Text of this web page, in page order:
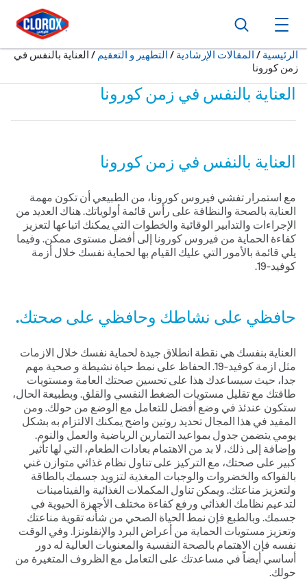
بحث
الرئيسية / المقالات الإرشادية التطهير و التعقيم حالياً:
العناية بالنفس في
زمن كورونا
العناية بالنفس في زمن كورونا
العناية بالنفس في زمن كورونا
مع استمرار تفشي فيروس كورونا، من الطبيعي أن تكون مهمة
العناية بالصحة والنظافة على رأس قائمة أولوياتك. هناك العديد من
الإجراءات والتدابير الوقائية والخطوات التي يمكنك اتباعها لتعزيز
كفاءة الحماية من فيروس كورونا إلى أفضل مستوى ممكن. وفيما
يلي قائمة بالأمور التي عليك القيام بها لحماية نفسك خلال أزمة
كوفيد-91.
حافظي على نشاطك وحافظي على صحتك.
العناية بنفسك هي نقطة انطلاق جيدة لحماية نفسك خلال الازمات
مثل ازمة كوفيد-91. الحفاظ على نمط حياة نشيطة و صحية مهم
جدا، حيث سيساعدك هذا على تحسين صحتك العامة ومستويات
طاقتك مع تقليل مستويات الضغط النفسي والقلق. وبطبيعة الحال،
ستكون عندئذ في وضع أفضل للتعامل مع الوضع من حولك. ومن
المفيد في هذا المجال تحديد روتين واضح يمكنك الالتزام به بشكل
يومي يتضمن جدول بمواعيد التمارين الرياضية والعمل والنوم.
وإضافة إلى ذلك، لا بد من الاهتمام بعادات الطعام، التي لها تأثير
كبير على صحتك، مع التركيز على تناول نظام غذائي متوازن غني
بالفواكه والخضروات والوجبات المغذية لتزويد جسمك بالطاقة
ولتعزيز مناعتك. ويمكن تناول المكملات الغذائية والفيتامينات
لتدعيم نظامك الغذائي ورفع كفاءة مختلف الأجهزة الحيوية في
جسمك. وبالطبع فإن نمط الحياة الصحي من شأنه تقوية مناعتك
وتعزيز مستويات الحماية من أعراض البرد والإنفلونزا. وفي الوقت
نفسه فإن الاهتمام بالصحة النفسية والمعنويات العالية له دور
أساسي أيضاً في مساعدتك على التعامل مع الظروف المتغيرة من
حولك.